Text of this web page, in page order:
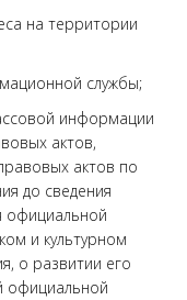
на территории
службы;
информации
актов,
актов по
до сведения
официальной
и культурном
о развитии его
официальной